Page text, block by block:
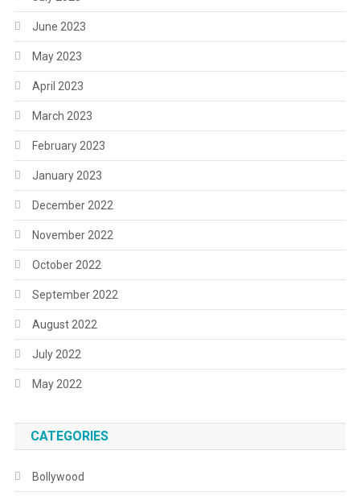
June 2023
May 2023
April 2023
March 2023
February 2023
January 2023
December 2022
November 2022
October 2022
September 2022
August 2022
July 2022
May 2022
CATEGORIES
Bollywood